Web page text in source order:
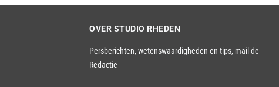
OVER STUDIO RHEDEN
Persberichten, wetenswaardigheden en tips, mail de
Redactie